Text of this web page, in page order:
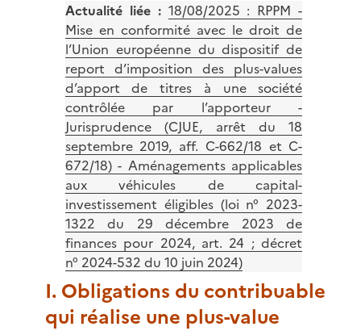
Actualité liée : 18/08/2025 : RPPM -
Mise en conformité avec le droit de
l’Union européenne du dispositif de
report d’imposition des plus-values
d’apport de titres à une société
contrôlée par l’apporteur -
Jurisprudence (CJUE, arrêt du 18
septembre 2019, aff. C-662/18 et C-
672/18) - Aménagements applicables
aux véhicules de capital-
investissement éligibles (loi n° 2023-
1322 du 29 décembre 2023 de
finances pour 2024, art. 24 ; décret
n° 2024-532 du 10 juin 2024)
I. Obligations du contribuable
qui réalise une plus-value